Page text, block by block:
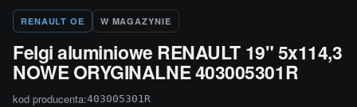
RENAULT OE W MAGAZYNIE
Felgi aluminiowe RENAULT 19" 5x114,3
NOWE ORYGINALNE 403005301R
kod producenta:403005301R